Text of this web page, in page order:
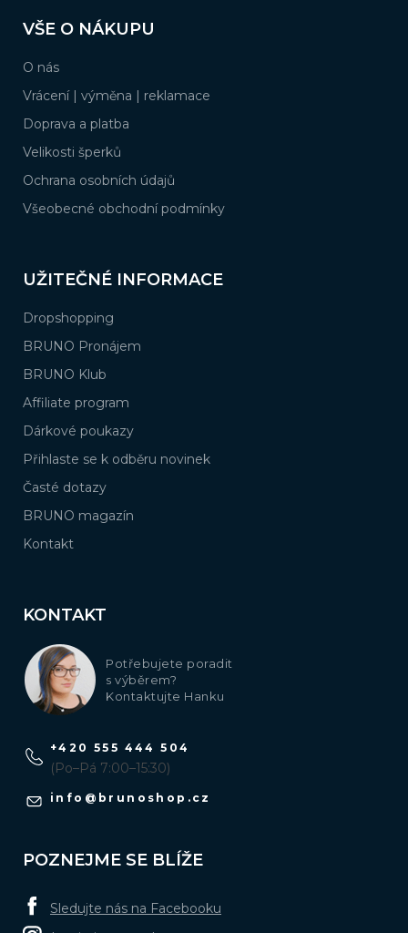
pVŠE O NÁKUPU
O nás
Vrácení | výměna | reklamace
Doprava a platba
Velikosti šperků
Ochrana osobních údajů
Všeobecné obchodní podmínky
UŽITEČNÉ INFORMACE
Dropshopping
BRUNO Pronájem
BRUNO Klub
Affiliate program
Dárkové poukazy
Přihlaste se k odběru novinek
Časté dotazy
BRUNO magazín
Kontakt
KONTAKT
Potřebujete poradit
s výběrem?
Kontaktujte Hanku
info @ brunoshop.cz
+420 555 444 504
(Po–Pá 7:00–15:30)
POZNEJME SE BLÍŽE
Sledujte nás na Facebooku